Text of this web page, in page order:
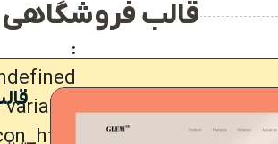
قالب
Warning
:
variable